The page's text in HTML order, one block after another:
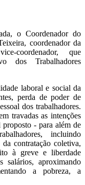
o Coordenador do
coordenador da
coordenador, que
dos Trabalhadores
laboral e social da
perda de poder de
dos trabalhadores.
travadas as intenções
- para além de
incluindo
da contratação coletiva,
à greve e liberdade
salários, aproximando
a pobreza, a